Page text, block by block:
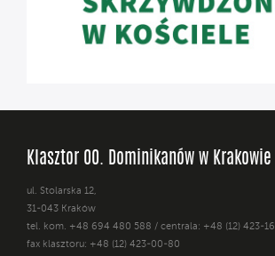
Klasztor OO. Dominikanów w Krakowie
ul. Stolarska 12,
31-043 Kraków
tel. kom. +48 694 480 588 / centrala: +48 (12) 423-
fax klasztoru: +48 (12) 423-00-80